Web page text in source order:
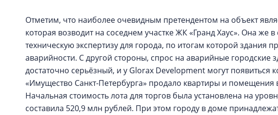
Отметим, что наиболее очевидным претендентом на объект
которая возводит на соседнем участке ЖК «Гранд Хаус». Она же в
техническую экспертизу для города, по итогам которой здания
аварийности. С другой стороны, спрос на аварийные городские
достаточно серьёзный, и у Glorax Development могут появиться
«Имущество Санкт-Петербурга» продало квартиры и помещения
Начальная стоимость лота для торгов была установлена на
составила 520,9 млн рублей. При этом городу в доме